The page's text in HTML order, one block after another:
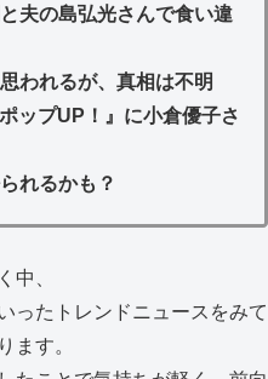
夫の島弘光さんで食い違
われるが、真相は不明
ップUP！』に小倉優子さ
れるかも？
中、
ったトレンドニュースをみて
ます。